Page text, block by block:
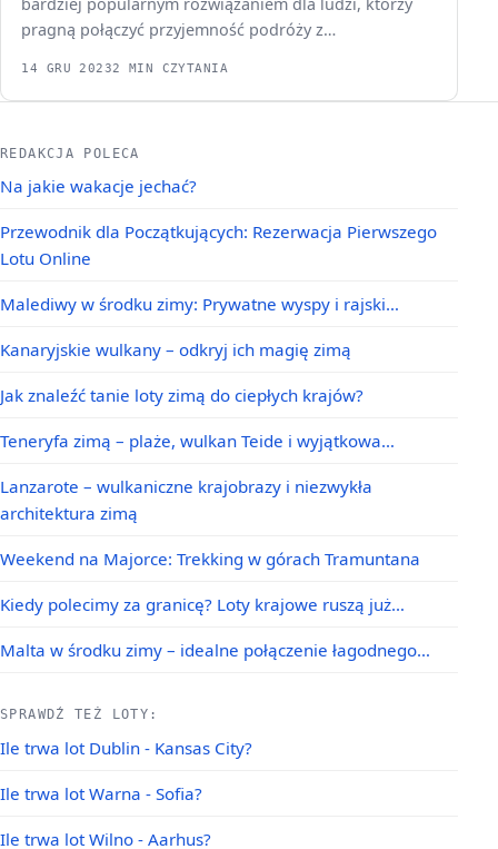
pragną połączyć przyjemność podróży z…
14 GRU 20232 MIN CZYTANIA
REDAKCJA POLECA
Na jakie wakacje jechać?
Przewodnik dla Początkujących: Rezerwacja Pierwszego
Lotu Online
Malediwy w środku zimy: Prywatne wyspy i rajski…
Kanaryjskie wulkany – odkryj ich magię zimą
Jak znaleźć tanie loty zimą do ciepłych krajów?
Teneryfa zimą – plaże, wulkan Teide i wyjątkowa…
Lanzarote – wulkaniczne krajobrazy i niezwykła
architektura zimą
Weekend na Majorce: Trekking w górach Tramuntana
Kiedy polecimy za granicę? Loty krajowe ruszą już…
Malta w środku zimy – idealne połączenie łagodnego…
SPRAWDŹ TEŻ LOTY:
Ile trwa lot Dublin - Kansas City?
Ile trwa lot Warna - Sofia?
Ile trwa lot Wilno - Aarhus?